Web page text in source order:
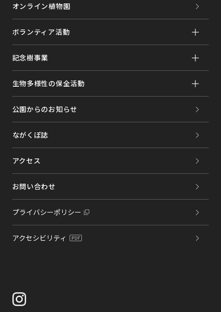
オンライン植物園
ボランティア活動
記念樹事業
生物多様性の保全活動
公園からのお知らせ
ながくぼ誌
アクセス
お問い合わせ
プライバシーポリシー
アクセシビリティ